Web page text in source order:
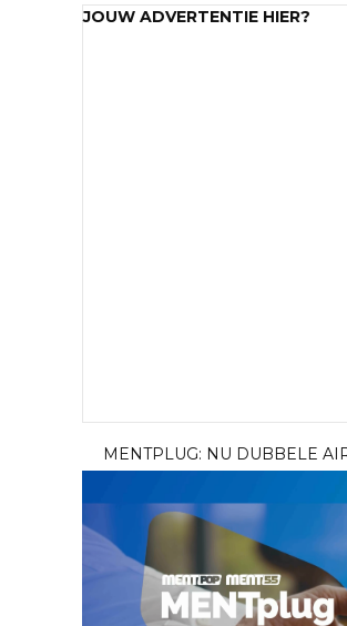
JOUW ADVERTENTIE HIER?
MENTPLUG: NU DUBBELE